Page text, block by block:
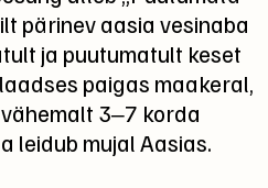
pärinev aasia vesinaba
ja puutumatult keset
paigas maakeral,
3‒7 korda
leidub mujal Aasias.